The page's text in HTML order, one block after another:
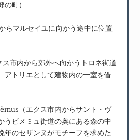
町）
らマルセイユに向かう途中に位置
市内から郊外へ向かうトロネ街道
アトリエとして建物内の一室を借
（エクス市内からサント・ヴ
うビメミュ街道の奥にある森の中
年のセザンヌがモチーフを求めた